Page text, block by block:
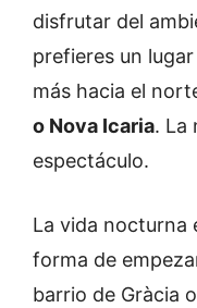
disfrutar del
prefieres un
más hacia el
o Nova Icaria. La
espectáculo.
La vida nocturna
forma de
barrio de Gràcia